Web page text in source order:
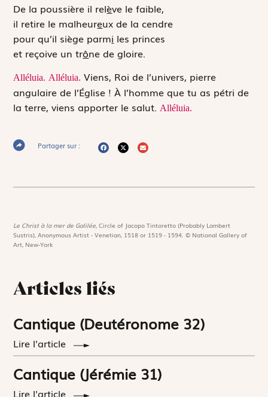
De la poussière il relève le faible,
il retire le malheureux de la cendre
pour qu’il siège parmi les princes
et reçoive un trône de gloire.
Alléluia. Alléluia. Viens, Roi de l’univers, pierre
angulaire de l’Église ! À l’homme que tu as pétri de
la terre, viens apporter le salut.Alléluia.
Partager sur :
Le Christ à la mer de Galilée,Circle of Jacopo Tintoretto (Probably Lambert
Sustris), Anonymous Artist - Venetian, 1518 or 1519 - 1594. © National Gallery of
Art, New-York
Articles liés
Cantique (Deutéronome 32)
Lire l'article
Cantique (Jérémie 31)
Lire l'article